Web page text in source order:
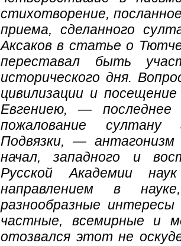
стихотворение,
приема, сделанного
Аксаков в статье о
переставал быть
исторического дня.
цивилизации и
Евгениею, — последнее
пожалование султану
Подвязки, — антагонизм
начал, западного и
Русской Академии
направлением в
разнообразные
частные, всемирные и
отозвался этот не